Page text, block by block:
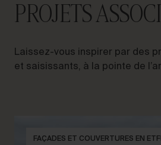
PROJETS
Laissez-vous inspirer par des
et saisissants, à la pointe de
FAÇADES ET COUVERTURES EN